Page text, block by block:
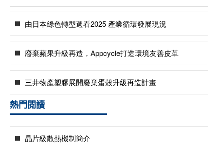
由日本綠色轉型週看2025 產業循環發展現況
廢棄蘋果升級再造，Appcycle打造環境友善皮革
三井物產塑膠展開廢棄蛋殼升級再造計畫
熱門閱讀
晶片級散熱機制簡介